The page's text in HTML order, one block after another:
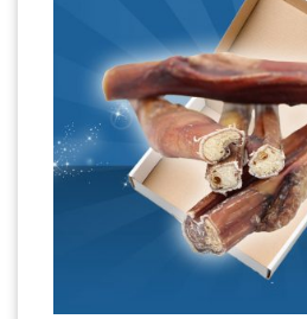
Pakete